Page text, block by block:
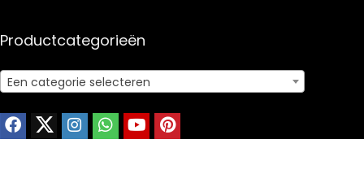
Productcategorieën
Een categorie selecteren